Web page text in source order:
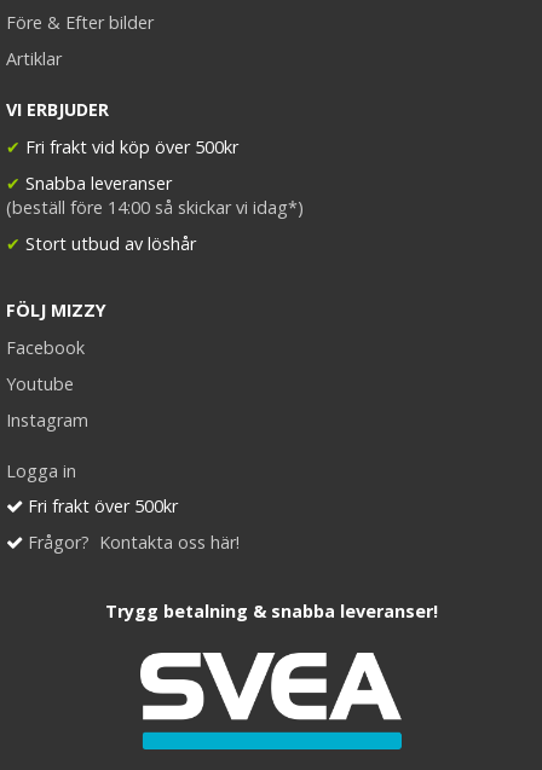
#613 Ljusblond - Original äkta löshår remy nagelslingor
Före & Efter bilder
Artiklar
VI ERBJUDER
✔ Fri frakt vid köp över 500kr
✔ Snabba leveranser
(beställ före 14:00 så skickar vi idag*)
✔ Stort utbud av löshår
FÖLJ MIZZY
Facebook
Youtube
Instagram
Logga in
Fri frakt över 500kr
Frågor? Kontakta oss här!
Trygg betalning & snabba leveranser!